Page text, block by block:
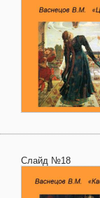
Слайд №18